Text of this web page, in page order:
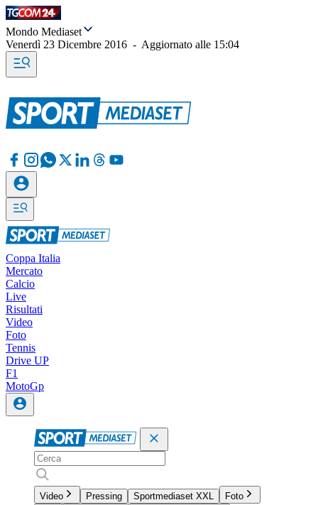
Mondo Mediaset
Venerdì 23 Dicembre 2016 - Aggiornato alle 15:04
Coppa Italia
Mercato
Calcio
Live
Risultati
Video
Foto
Tennis
Drive UP
F1
MotoGp
Video Pressing Sportmediaset XXL
Foto